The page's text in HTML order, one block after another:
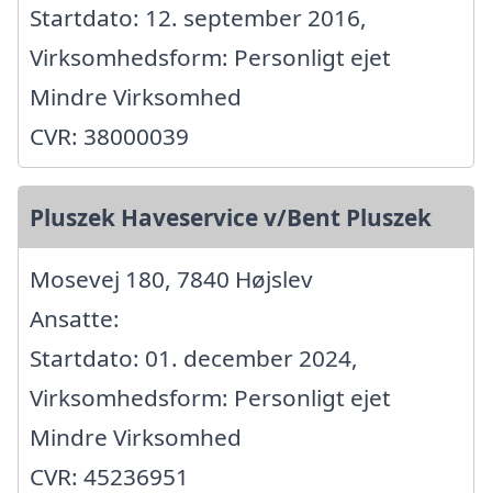
Startdato: 12. september 2016,
Virksomhedsform: Personligt ejet
Mindre Virksomhed
CVR: 38000039
Pluszek Haveservice v/Bent Pluszek
Mosevej 180, 7840 Højslev
Ansatte:
Startdato: 01. december 2024,
Virksomhedsform: Personligt ejet
Mindre Virksomhed
CVR: 45236951